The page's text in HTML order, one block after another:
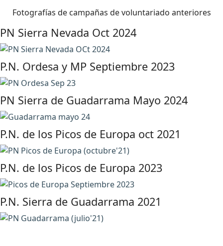
Fotografías de campañas de voluntariado anteriores
PN Sierra Nevada Oct 2024
P.N. Ordesa y MP Septiembre 2023
PN Sierra de Guadarrama Mayo 2024
P.N. de los Picos de Europa oct 2021
P.N. de los Picos de Europa 2023
P.N. Sierra de Guadarrama 2021